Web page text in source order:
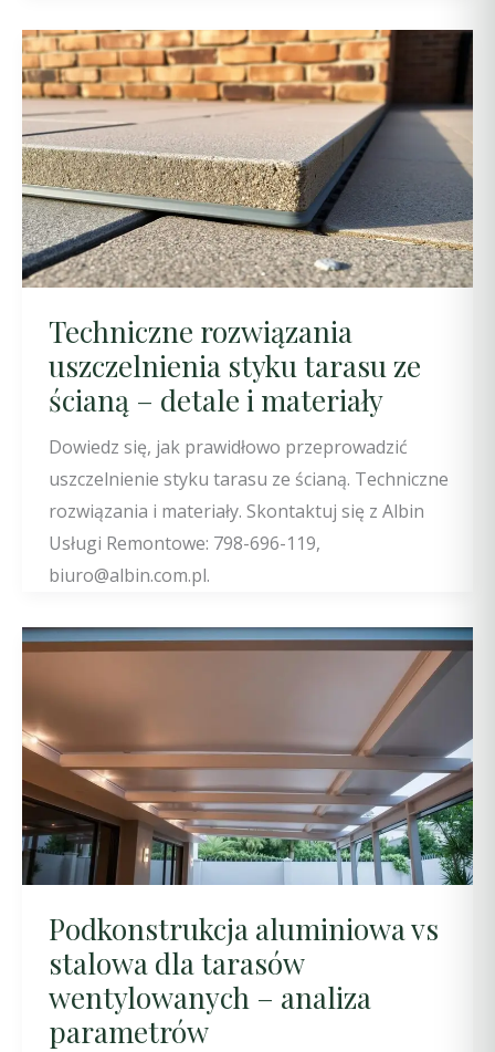
Techniczne rozwiązania
uszczelnienia styku tarasu ze
ścianą – detale i materiały
Dowiedz się, jak prawidłowo przeprowadzić
uszczelnienie styku tarasu ze ścianą. Techniczne
rozwiązania i materiały. Skontaktuj się z Albin
Usługi Remontowe: 798-696-119,
biuro@albin.com.pl.
Podkonstrukcja aluminiowa vs
stalowa dla tarasów
wentylowanych – analiza
parametrów